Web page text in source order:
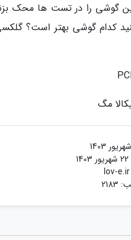
گوشی را در تست ها محک
مگ
22 شهریور 1403
lov-e.ir